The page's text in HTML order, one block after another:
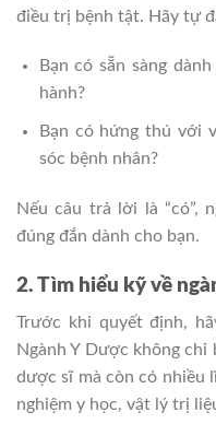
điều trị bệnh tật. Hãy tự
Bạn có sẵn sàng
hành?
Bạn có hứng thú với
sóc bệnh nhân?
Nếu câu trả lời là “có”,
đúng đắn dành cho bạn.
2. Tìm hiểu kỹ về
Trước khi quyết định,
Ngành Y Dược không
dược sĩ mà còn có nhiều
nghiệm y học, vật lý trị